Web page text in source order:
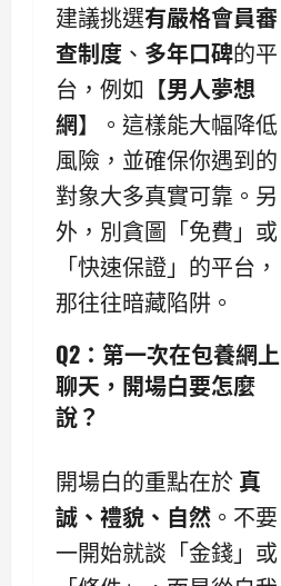
建議挑選有嚴格會員審
查制度 、 多年口碑的平
台，例如【男人夢想
網】。這樣能大幅降低
風險，並確保你遇到的
對象大多真實可靠。另
外，別貪圖「免費」或
「快速保證」的平台，
那往往暗藏陷阱。
Q2：第一次在包養網上
聊天，開場白要怎麼
說？
開場白的重點在於 真
誠、禮貌、自然 。不要
一開始就談「金錢」或